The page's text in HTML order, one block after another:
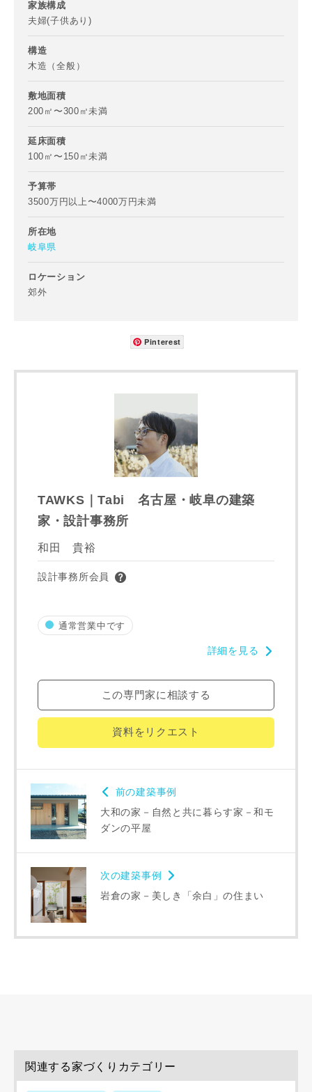
家族構成
夫婦(子供あり)
構造
木造（全般）
敷地面積
200㎡〜300㎡未満
延床面積
100㎡〜150㎡未満
予算帯
3500万円以上〜4000万円未満
所在地
岐阜県
ロケーション
郊外
Pinterest
TAWKS｜Tabi 名古屋・岐阜の建築
家・設計事務所
和田 貴裕
設計事務所会員
通常営業中です
詳細を見る
この専門家に相談する
資料をリクエスト
前の建築事例
大和の家－自然と共に暮らす家－和モ
ダンの平屋
次の建築事例
岩倉の家－美しき「余白」の住まい
関連する家づくりカテゴリー
希望の予算
万円〜
同居する家族構成
当社はお客様からいただいた個人情報を，お客様が指定され
た専門家へ提供すること、または当社サービスのご案内のた
当社は、本サービス又は利用契約に関し，お客様に発生した
損害について、債務不履行責任、不法行為責任、その他の法
律上の請求原因の如何を問わず賠償の責任を負わないものと
します。
の間で生じた紛争等について一切責任を負わないものとしま
入力内容を送信する
ない場合があります。あらかじめご了承ください。